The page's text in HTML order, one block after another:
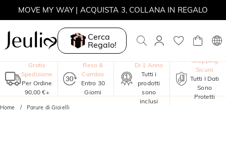
MOVE MY WAY | ACQUISTA 3, COLLANA IN REGALO
Cerca
Regalo!
Gratis
Spedizione
Per Ordine
90,00 €+
Reso &
Cambio
Entro 30
Giorni
Di 1 Anno
Tutti i
prodotti
sono
inclusi
Shopping
Sicuro
Tutti I Dati
Sono
Protetti
Home Parure di Gioielli